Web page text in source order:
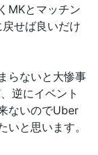
MKとマッチン
せば良いだけ
らないと大惨事
逆にイベント
ないのでUber
と思います。